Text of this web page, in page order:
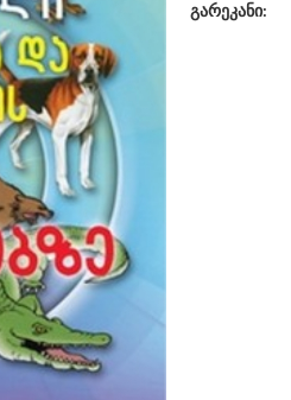
გარეკანი: